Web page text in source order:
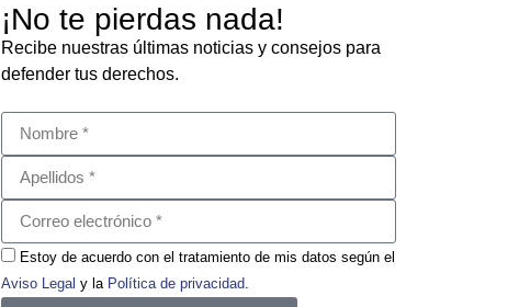
¡No te pierdas nada!
Recibe nuestras últimas noticias y consejos para
defender tus derechos.
Estoy de acuerdo con el tratamiento de mis datos según el
Aviso Legal y la Política de privacidad.